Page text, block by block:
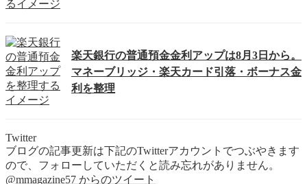
楽天銀行の普通預金金利アップは8月3日から。
マネーブリッジ・楽天カード引落・ボーナス金
利を整理
Twitter
ブログの記事更新は下記のTwitterアカウントでつぶやきます
ので、フォローしていただくと読み忘れがありません。
@mmagazine57 からのツイート